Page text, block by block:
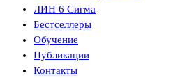
ЛИН 6 Сигма
Бестселлеры
Обучение
Публикации
Контакты